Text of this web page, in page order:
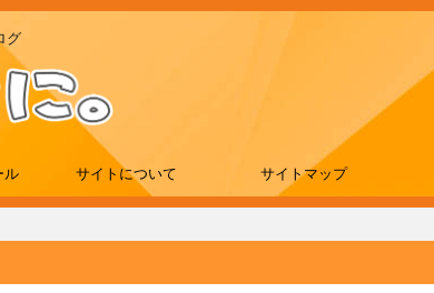
グ
ル サイトについて サイトマップ